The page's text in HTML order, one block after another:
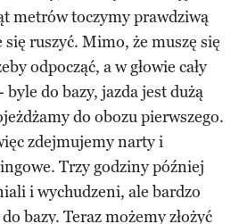
metrów toczymy prawdziwą
ruszyć. Mimo, że muszę się
odpocząć, a w głowie cały
byle do bazy, jazda jest dużą
do obozu pierwszego.
zdejmujemy narty i
Trzy godziny później
i wychudzeni, ale bardzo
bazy. Teraz możemy złożyć